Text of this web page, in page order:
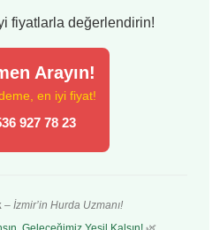
fiyatlarla değerlendirin!
Arayın!
en iyi fiyat!
927 78 23
– İzmir’in Hurda Uzmanı!